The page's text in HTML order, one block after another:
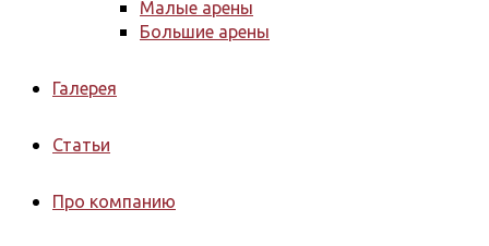
Малые арены
Большие арены
Галерея
Статьи
Про компанию